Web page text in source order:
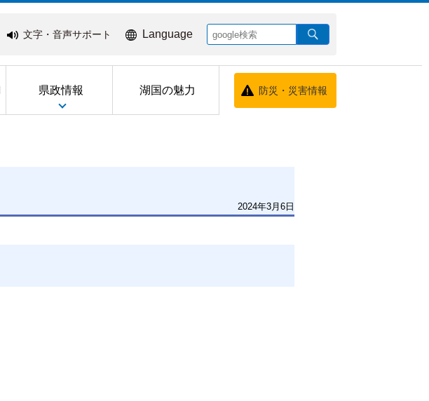
文字・音声サポート Language
県政情報 湖国の魅力 防災・災害情報
2024年3月6日